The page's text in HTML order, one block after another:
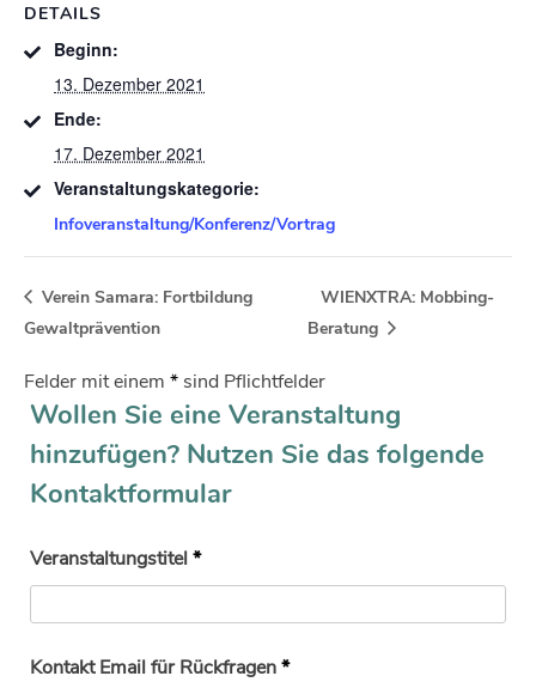
DETAILS
Beginn:
13. Dezember 2021
Ende:
17. Dezember 2021
Veranstaltungskategorie:
Infoveranstaltung/Konferenz/Vortrag
Verein Samara: Fortbildung
Gewaltprävention
WIENXTRA: Mobbing-
Beratung
Felder mit einem * sind Pflichtfelder
Wollen Sie eine Veranstaltung
hinzufügen? Nutzen Sie das folgende
Kontaktformular
Veranstaltungstitel*
Kontakt Email für Rückfragen*